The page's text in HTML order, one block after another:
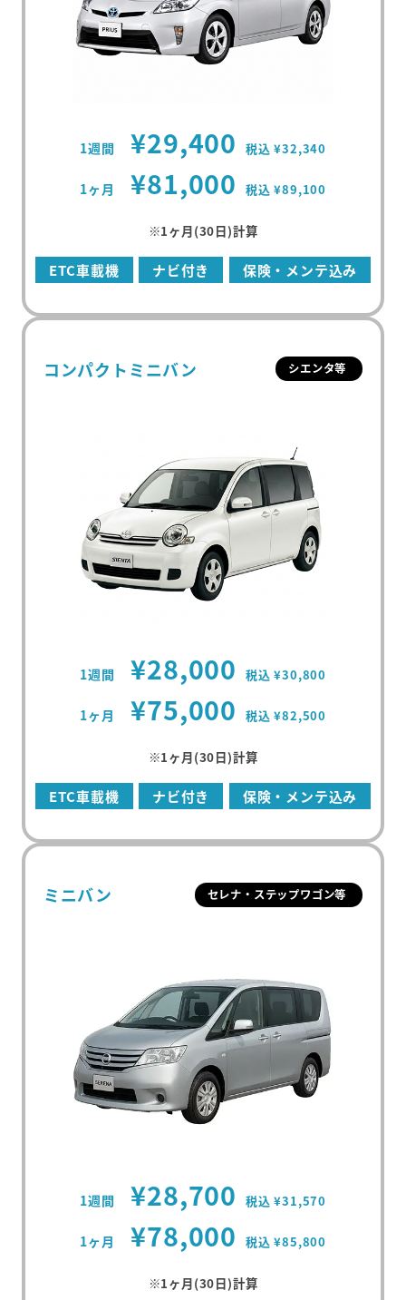
1週間 ¥29,400 税込 ¥32,340
1ヶ月 ¥81,000 税込 ¥89,100
※1ヶ月(30日)計算
ETC車載機 ナビ付き 保険・メンテ込み
コンパクトミニバン シエンタ等
1週間 ¥28,000 税込 ¥30,800
1ヶ月 ¥75,000 税込 ¥82,500
※1ヶ月(30日)計算
ETC車載機 ナビ付き 保険・メンテ込み
ミニバン セレナ・ステップワゴン等
1週間 ¥28,700 税込 ¥31,570
1ヶ月 ¥78,000 税込 ¥85,800
※1ヶ月(30日)計算